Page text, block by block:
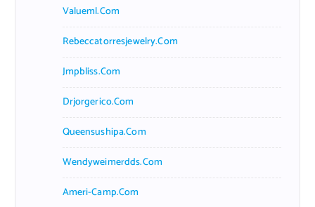
Valueml.com
Rebeccatorresjewelry.com
Jmpbliss.com
Drjorgerico.com
Queensushipa.com
Wendyweimerdds.com
Ameri-Camp.com